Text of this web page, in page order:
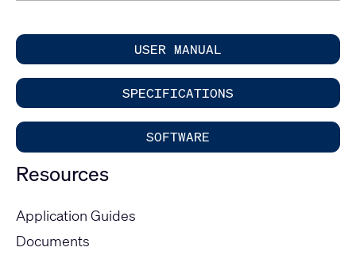
USER MANUAL
SPECIFICATIONS
SOFTWARE
Resources
Application Guides
Documents